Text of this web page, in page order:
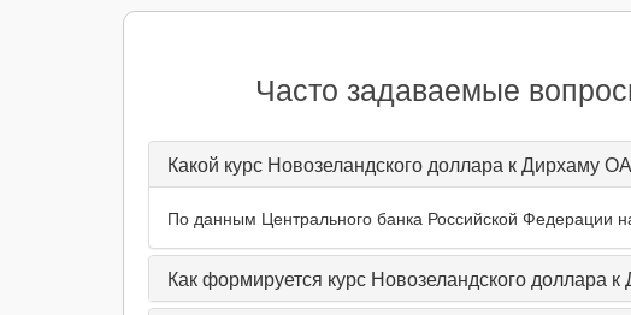
Часто задаваемые
Какой курс Новозеландского доллара к Дирхаму
По данным Центрального банка Российской Федерации
Как формируется курс Новозеландского доллара